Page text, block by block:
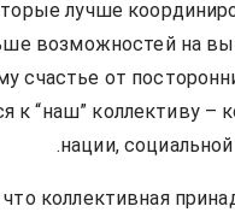
лучше
возможностей на
счастье от
к “наш” коллективу –
нации, социальной
коллективная